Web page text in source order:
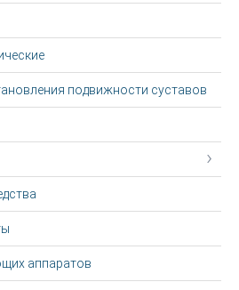
подвижности суставов
аппаратов